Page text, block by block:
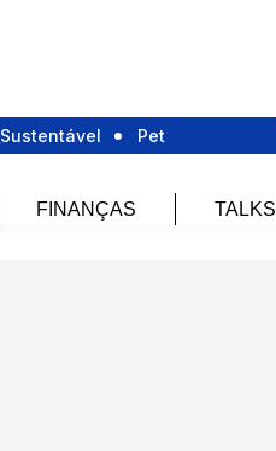
Sustentável Pet
FINANÇAS TALKS